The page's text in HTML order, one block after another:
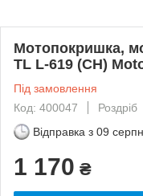
Мотопокришка,
TL L-619 (CH)
Під замовлення
Код: 400047
Роздріб
Відправка з 09
1 170 ₴